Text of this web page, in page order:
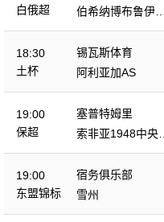
白俄超
伯希纳博布鲁伊斯
克
18:30
土杯
锡瓦斯体育
阿利亚加AS
19:00
保超
塞普特姆里
索非亚1948中央陆
军
19:00
东盟锦标
宿务俱乐部
雪州